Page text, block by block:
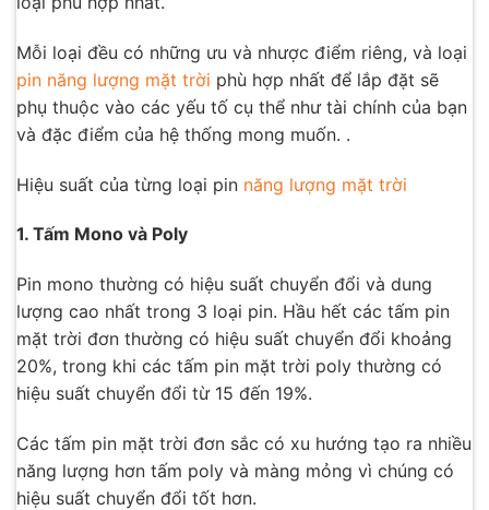
Mỗi loại đều có những ưu và nhược điểm riêng, và loại
pin năng lượng mặt trời phù hợp nhất để lắp đặt sẽ
phụ thuộc vào các yếu tố cụ thể như tài chính của bạn
và đặc điểm của hệ thống mong muốn. .
Hiệu suất của từng loại pin năng lượng mặt trời
1. Tấm Mono và Poly
Pin mono thường có hiệu suất chuyển đổi và dung
lượng cao nhất trong 3 loại pin. Hầu hết các tấm pin
mặt trời đơn thường có hiệu suất chuyển đổi khoảng
20%, trong khi các tấm pin mặt trời poly thường có
hiệu suất chuyển đổi từ 15 đến 19%.
Các tấm pin mặt trời đơn sắc có xu hướng tạo ra nhiều
năng lượng hơn tấm poly và màng mỏng vì chúng có
hiệu suất chuyển đổi tốt hơn.